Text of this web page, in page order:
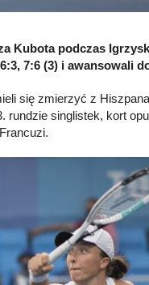
Kubota podczas
7:6 (3) i awansowali
się zmierzyć z
singlistek, kort